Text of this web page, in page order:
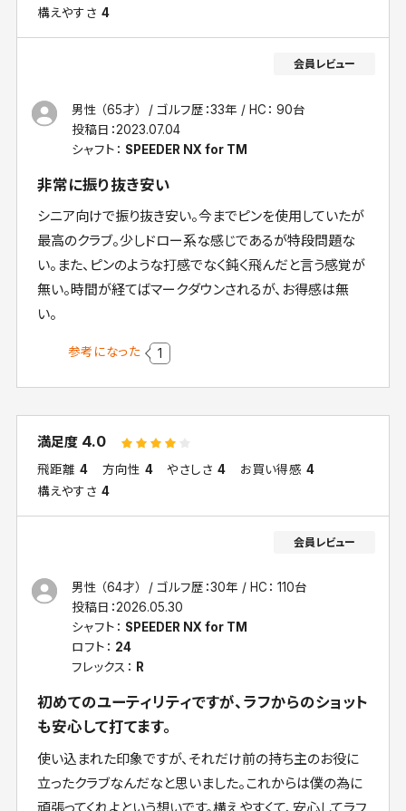
構えやすさ 4
男性 （65才） ゴルフ歴：33年
HC： 90台
投稿日：2023.07.04
シャフト： SPEEDER NX for TM
非常に振り抜き安い
シニア向けで振り抜き安い。今までピンを使用していたが
最高のクラブ。少しドロー系な感じであるが特段問題な
い。また、ピンのような打感でなく鈍く飛んだと言う感覚が
無い。時間が経てばマークダウンされるが、お得感は無
い。
参考になった 1
満足度 4.0
飛距離 4 方向性 4 やさしさ 4 お買い得感 4
構えやすさ 4
男性 （64才） ゴルフ歴：30年
HC： 110台
投稿日：2026.05.30
シャフト： SPEEDER NX for TM
ロフト： 24
フレックス： R
初めてのユーティリティですが、ラフからのショット
も安心して打てます。
使い込まれた印象ですが、それだけ前の持ち主のお役に
立ったクラブなんだなと思いました。これからは僕の為に